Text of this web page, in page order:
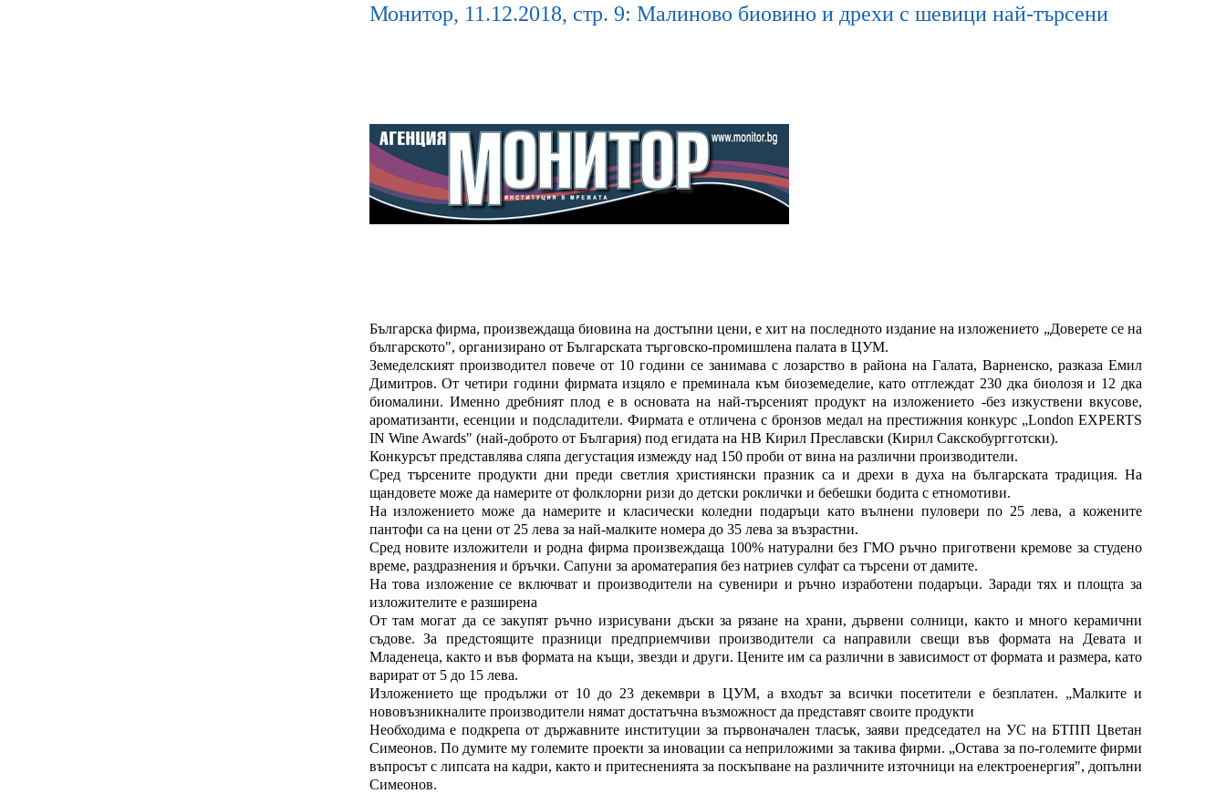
Монитор, 11.12.2018, стр. 9: Малиново биовино и дрехи с шевици най-търсени
Българска фирма, произвеждаща биовина на достъпни цени, е хит на последното издание на изложението „Доверете се на
българското", организирано от Българската търговско-промишлена палата в ЦУМ.
Земеделският производител повече от 10 години се занимава с лозарство в района на Галата, Варненско, разказа Емил
Димитров. От четири години фирмата изцяло е преминала към биоземеделие, като отглеждат 230 дка биолозя и 12 дка
биомалини. Именно дребният плод е в основата на най-търсеният продукт на изложението -без изкуствени вкусове,
ароматизанти, есенции и подсладители. Фирмата е отличена с бронзов медал на престижния конкурс „London EXPERTS
IN Wine Awards" (най-доброто от България) под егидата на НВ Кирил Преславски (Кирил Сакскобургготски).
Конкурсът представлява сляпа дегустация измежду над 150 проби от вина на различни производители.
Сред търсените продукти дни преди светлия християнски празник са и дрехи в духа на българската традиция. На
щандовете може да намерите от фолклорни ризи до детски роклички и бебешки бодита с етномотиви.
На изложението може да намерите и класически коледни подаръци като вълнени пуловери по 25 лева, а кожените
пантофи са на цени от 25 лева за най-малките номера до 35 лева за възрастни.
Сред новите изложители и родна фирма произвеждаща 100% натурални без ГМО ръчно приготвени кремове за студено
време, раздразнения и бръчки. Сапуни за ароматерапия без натриев сулфат са търсени от дамите.
На това изложение се включват и производители на сувенири и ръчно изработени подаръци. Заради тях и площта за
изложителите е разширена
От там могат да се закупят ръчно изрисувани дъски за рязане на храни, дървени солници, както и много керамични
съдове. За предстоящите празници предприемчиви производители са направили свещи във формата на Девата и
Младенеца, както и във формата на къщи, звезди и други. Цените им са различни в зависимост от формата и размера, като
варират от 5 до 15 лева.
Изложението ще продължи от 10 до 23 декември в ЦУМ, а входът за всички посетители е безплатен. „Малките и
нововъзникналите производители нямат достатъчна възможност да представят своите продукти
Необходима е подкрепа от държавните институции за първоначален тласък, заяви председател на УС на БТПП Цветан
Симеонов. По думите му големите проекти за иновации са неприложими за такива фирми. „Остава за по-големите фирми
въпросът с липсата на кадри, както и притесненията за поскъпване на различните източници на електроенергия", допълни
Симеонов.